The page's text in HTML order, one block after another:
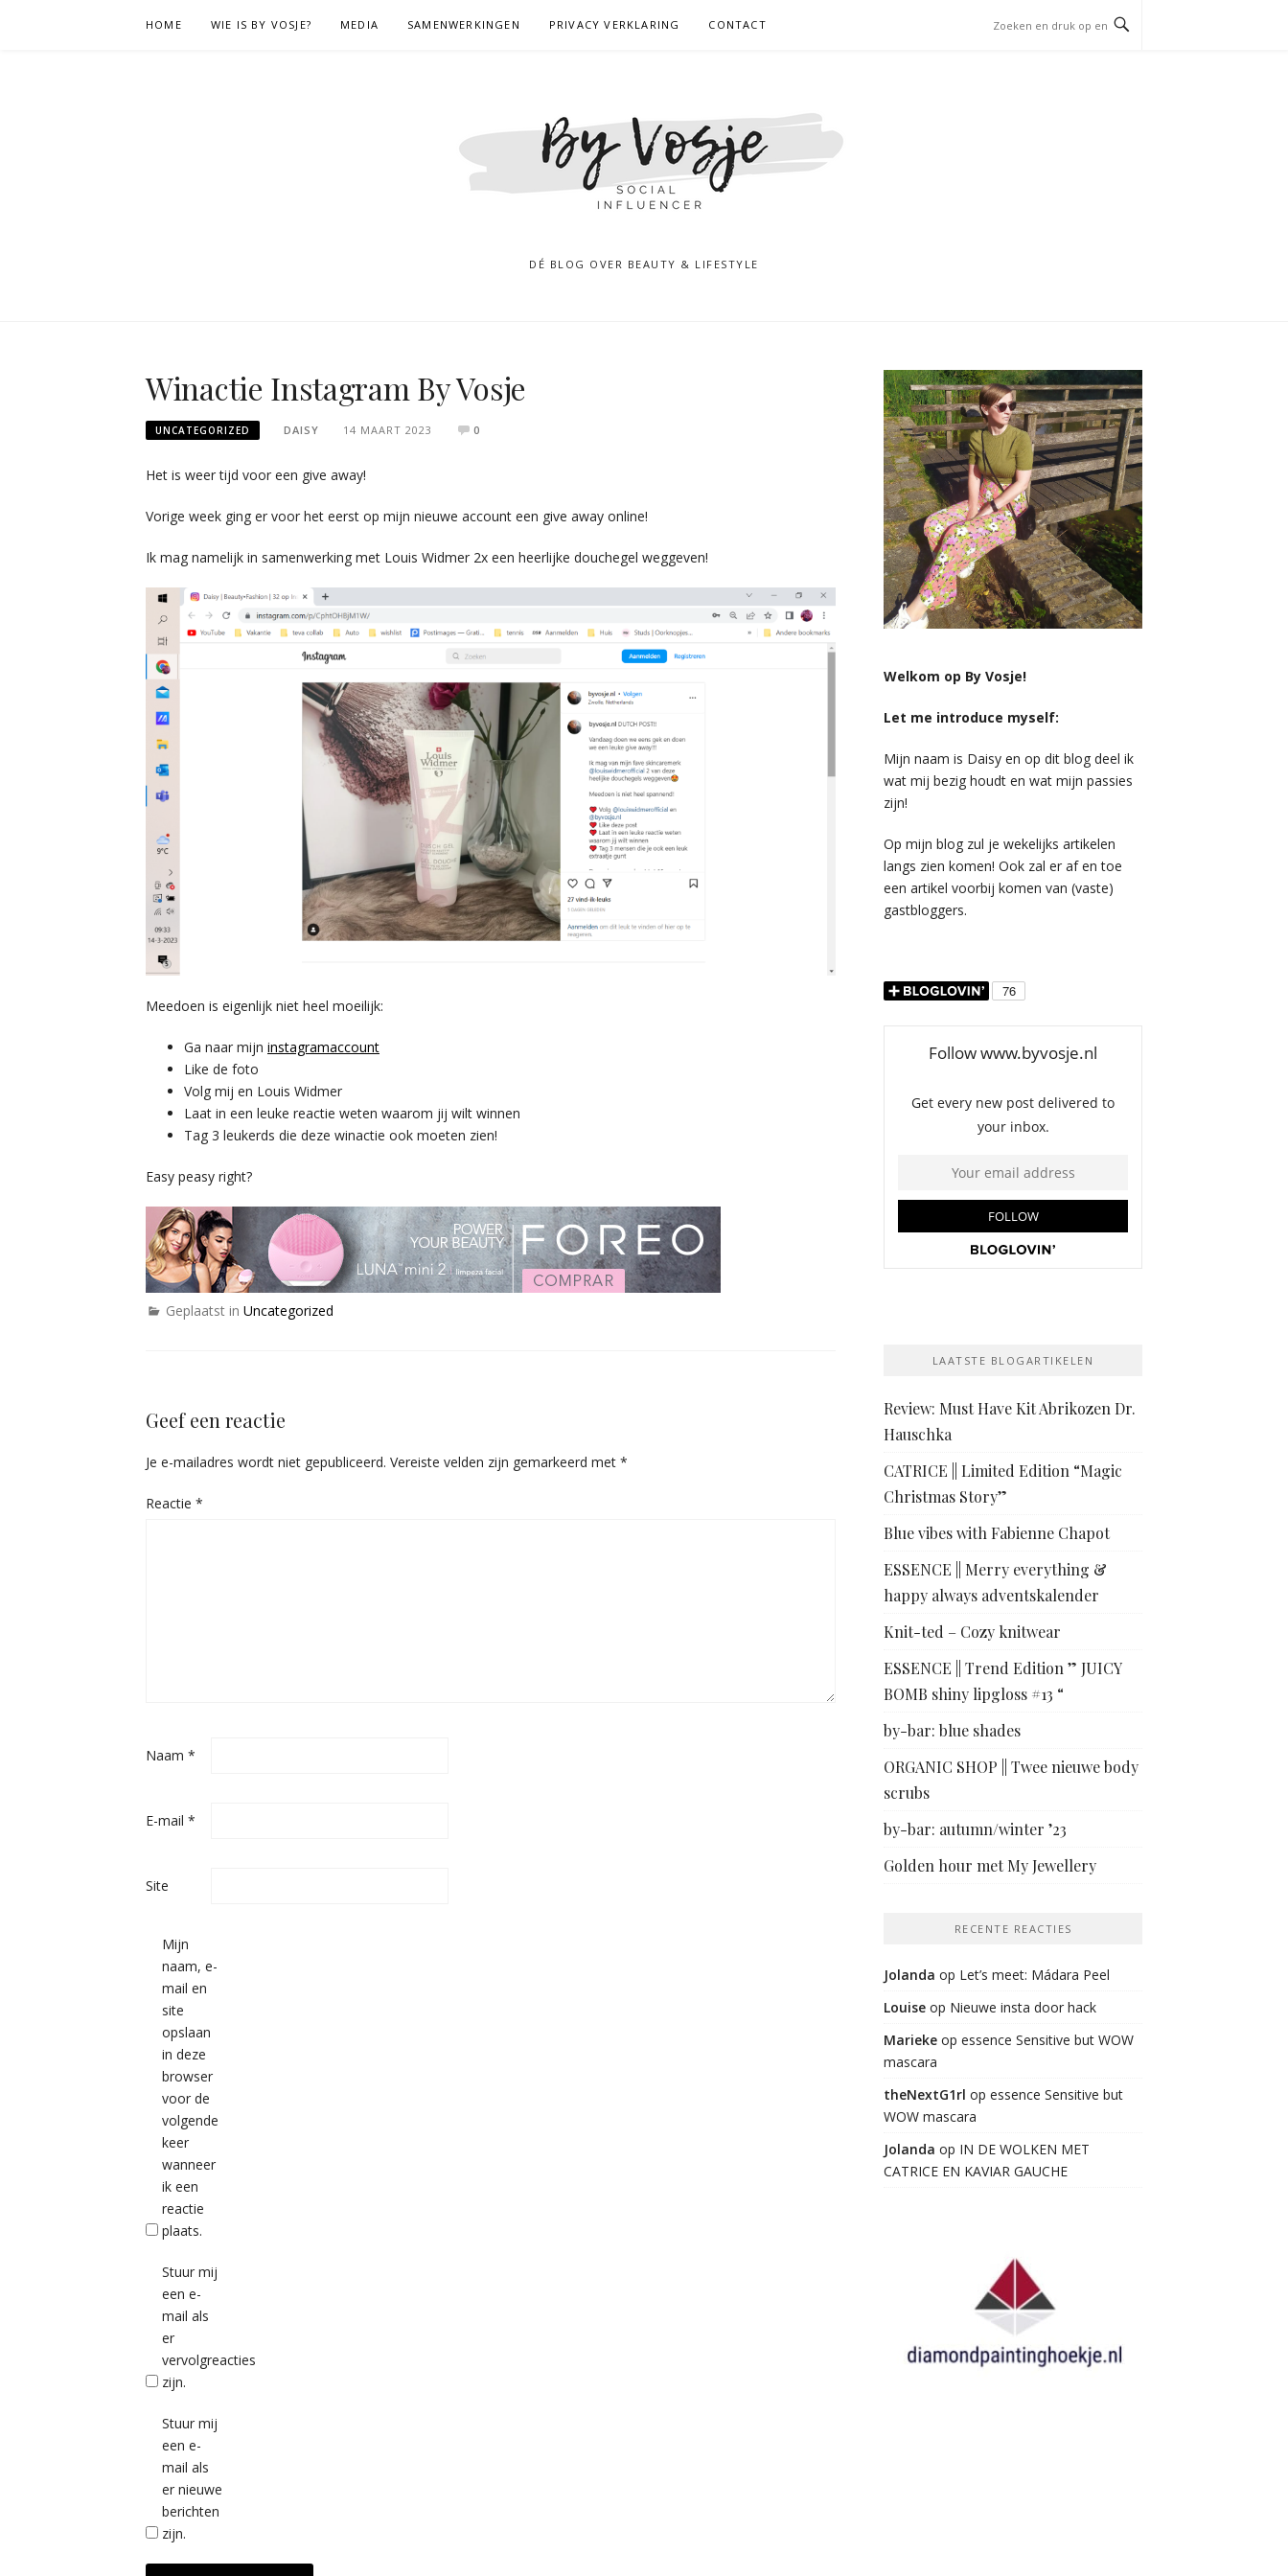
HOME WIE IS BY VOSJE? MEDIA SAMENWERKINGEN PRIVACY VERKLARING CONTACT
DÉ BLOG OVER BEAUTY & LIFESTYLE
Winactie Instagram By Vosje
UNCATEGORIZED DAISY 14 MAART 2023 0
Het is weer tijd voor een give away!
Vorige week ging er voor het eerst op mijn nieuwe account een give away online!
Ik mag namelijk in samenwerking met Louis Widmer 2x een heerlijke douchegel weggeven!
Meedoen is eigenlijk niet heel moeilijk:
Ga naar mijn instagramaccount
Like de foto
Volg mij en Louis Widmer
Laat in een leuke reactie weten waarom jij wilt winnen
Tag 3 leukerds die deze winactie ook moeten zien!
Easy peasy right?
Geplaatst in Uncategorized
Geef een reactie
Je e-mailadres wordt niet gepubliceerd. Vereiste velden zijn gemarkeerd met *
Reactie *
Naam *
E-mail *
Site
Mijn
naam, e-
mail en
site
opslaan
in deze
browser
voor de
volgende
keer
wanneer
ik een
reactie
plaats.
Stuur mij
een e-
mail als
er
vervolgreacties
zijn.
Stuur mij
een e-
mail als
er nieuwe
berichten
zijn.
Welkom op By Vosje!
Let me introduce myself:
Mijn naam is Daisy en op dit blog deel ik
wat mij bezig houdt en wat mijn passies
zijn!
Op mijn blog zul je wekelijks artikelen
langs zien komen! Ook zal er af en toe
een artikel voorbij komen van (vaste)
gastbloggers.
LAATSTE BLOGARTIKELEN
Review: Must Have Kit Abrikozen Dr.
Hauschka
CATRICE || Limited Edition “Magic
Christmas Story”
Blue vibes with Fabienne Chapot
ESSENCE || Merry everything &
happy always adventskalender
Knit-ted – Cozy knitwear
ESSENCE || Trend Edition ” JUICY
BOMB shiny lipgloss #13 “
by-bar: blue shades
ORGANIC SHOP || Twee nieuwe body
scrubs
by-bar: autumn/winter ’23
Golden hour met My Jewellery
RECENTE REACTIES
Jolanda op Let’s meet: Mádara Peel
Louise op Nieuwe insta door hack
Marieke op essence Sensitive but WOW
mascara
theNextG1rl op essence Sensitive but
WOW mascara
Jolanda op IN DE WOLKEN MET
CATRICE EN KAVIAR GAUCHE